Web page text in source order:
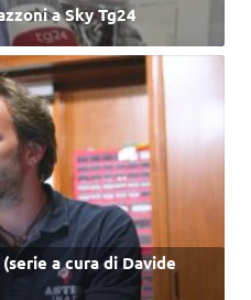
a Sky Tg24
a cura di Davide